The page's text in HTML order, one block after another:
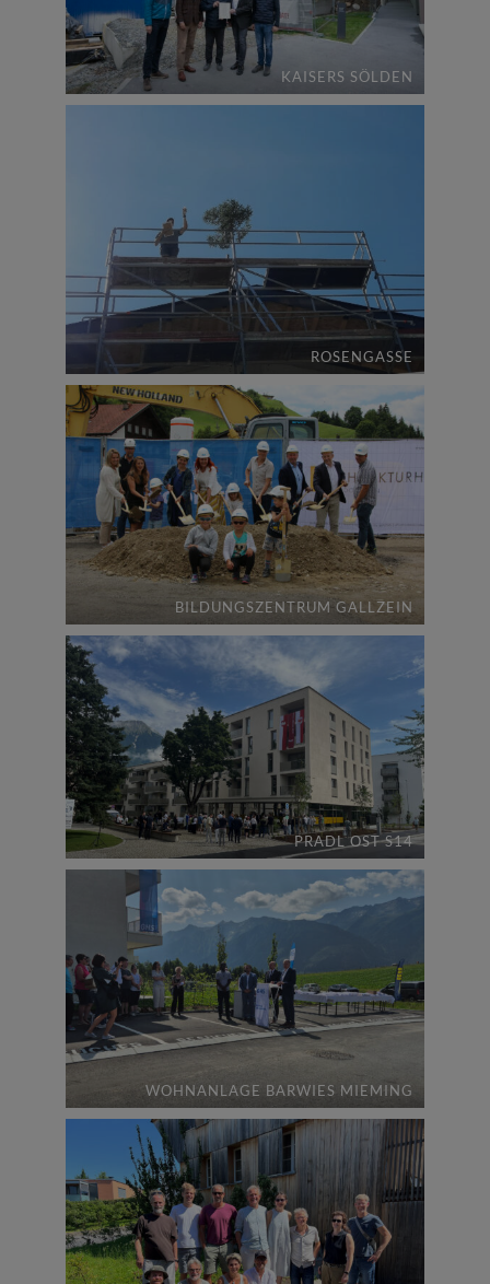
KAISERS SÖLDEN
ROSENGASSE
BILDUNGSZENTRUM GALLZEIN
PRADL OST S14
WOHNANLAGE BARWIES MIEMING